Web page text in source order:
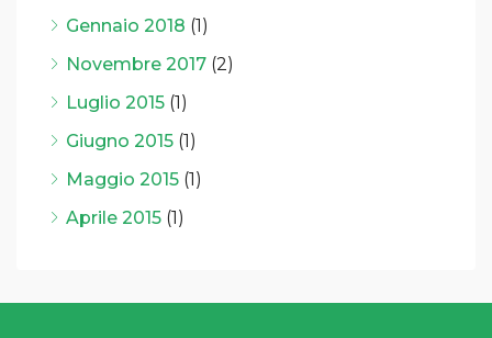
Gennaio 2018 (1)
Novembre 2017 (2)
Luglio 2015 (1)
Giugno 2015 (1)
Maggio 2015 (1)
Aprile 2015 (1)